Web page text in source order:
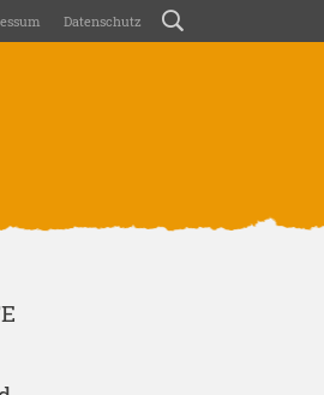
Datenschutz